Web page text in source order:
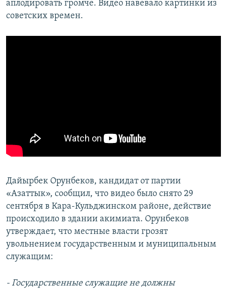
аплодировать громче. Видео навевало картинки из
советских времен.
Дайырбек Орунбеков, кандидат от партии
«Азаттык», сообщил, что видео было снято 29
сентября в Кара-Кульджинском районе, действие
происходило в здании акимиата. Орунбеков
утверждает, что местные власти грозят
увольнением государственным и муниципальным
служащим:
- Государственные служащие не должны